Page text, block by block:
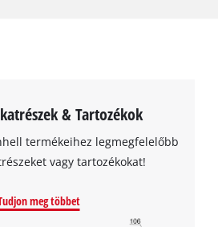
& Tartozékok
termékeihez legmegfelelőbb
vagy tartozékokat!
meg többet